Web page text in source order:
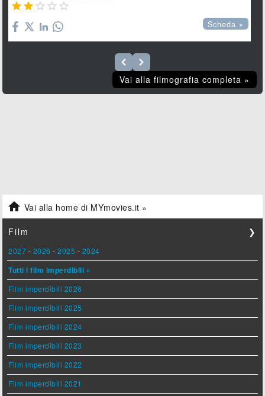
    
Scheda »
Vai alla filmografia completa »
 Vai alla home di MYmovies.it »
Film ❯
2027 - 2026 -2025 - 2024
Tutti i film imperdibili »
Film imperdibili 2026
Film imperdibili 2025
Film imperdibili 2024
Film imperdibili 2023
Film imperdibili 2022
Film imperdibili 2021